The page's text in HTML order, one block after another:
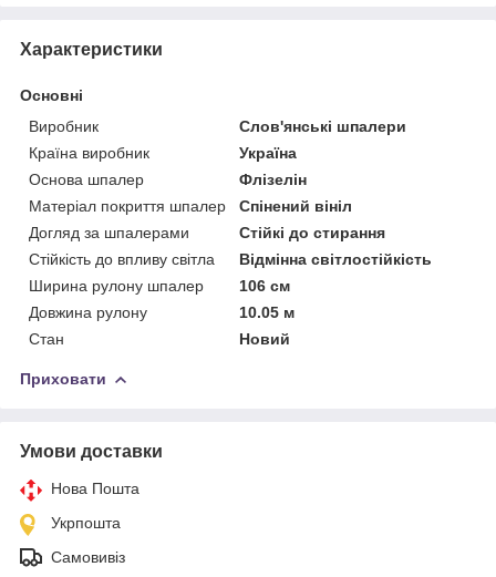
Характеристики
Основні
Виробник
Слов'янські шпалери
Країна виробник
Україна
Основа шпалер
Флізелін
Матеріал покриття шпалер
Спінений вініл
Догляд за шпалерами
Стійкі до стирання
Стійкість до впливу світла
Відмінна світлостійкість
Ширина рулону шпалер
106 см
Довжина рулону
10.05 м
Стан
Новий
Приховати
Умови доставки
Нова Пошта
Укрпошта
Самовивіз